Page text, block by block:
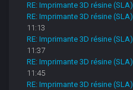
RE: Imprimante 3D résine (SLA)
RE: Imprimante 3D résine (SLA)
11:13
RE: Imprimante 3D résine (SLA)
11:37
RE: Imprimante 3D résine (SLA)
11:45
RE: Imprimante 3D résine (SLA)